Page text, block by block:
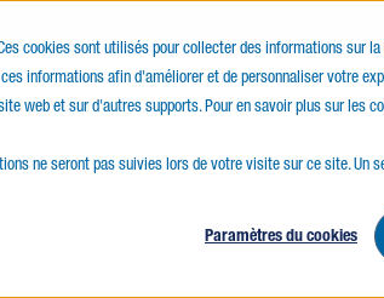
cookies sont utilisés pour collecter des informations sur
informations afin d'améliorer et de personnaliser votre
web et sur d'autres supports. Pour en savoir plus sur les
ne seront pas suivies lors de votre visite sur ce site. Un
Paramètres du cookies
Produits Services Ressources